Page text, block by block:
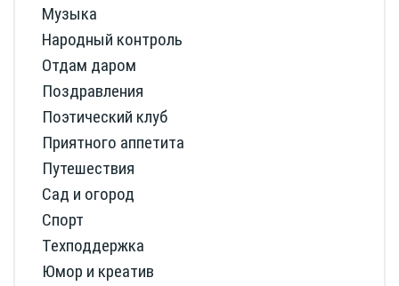
Музыка
Народный контроль
Отдам даром
Поздравления
Поэтический клуб
Приятного аппетита
Путешествия
Сад и огород
Спорт
Техподдержка
Юмор и креатив